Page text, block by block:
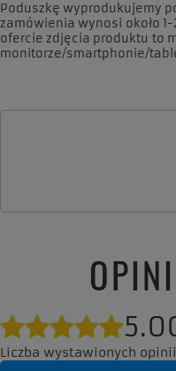
Poduszkę wyprodukujemy
zamówienia wynosi około
ofercie zdjęcia produktu to
monitorze/smartphonie/
Liczba wystawionych